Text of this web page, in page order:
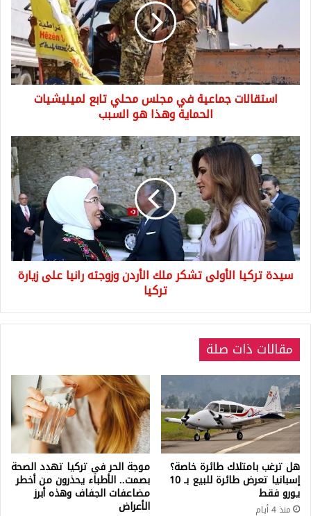
لميليشيات
الحماية
وهذا
استقالات جماعية في مجلس محلي تابع لميليشيات
الحماية وهذا هو السبب
سيدة
تركيا
الأولى
تشكر
ملك
الأردن
وزوجته
رانيا
على
زيارة
سيدة تركيا الأولى تشكر ملك الأردن وزوجته رانيا على زيارة
تركيا
مقالات ذات صلة
هل ترغب بامتلاك طائرة خاصة؟
إسبانيا تعرض طائرة للبيع بـ 10
يورو فقط
منذ 4 أيام
موجة الحر في تركيا تهدد الصحة
بصمت.. الأطباء يحذرون من أخطر
مضاعفات الجفاف وهذه أبرز
الأعراض